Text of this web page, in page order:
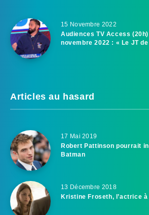
15 Novembre 2022
Audiences TV Access
novembre 2022 : « Le JT
Articles au hasard
17 Mai 2019
Robert Pattinson pourrait
Batman
13 Décembre 2018
Kristine Froseth, l’actrice